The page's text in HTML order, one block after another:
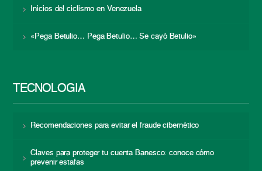
Inicios del ciclismo en Venezuela
«Pega Betulio… Pega Betulio… Se cayó Betulio»
TECNOLOGÍA
Recomendaciones para evitar el fraude cibernético
Claves para proteger tu cuenta Banesco: conoce cómo
prevenir estafas